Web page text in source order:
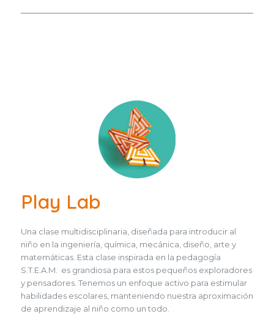
Play Lab
Una clase multidisciplinaria, diseñada para introducir al
niño en la ingeniería, química, mecánica, diseño, arte y
matemáticas. Esta clase inspirada en la pedagogía
S.T.E.A.M. es grandiosa para estos pequeños exploradores
y pensadores. Tenemos un enfoque activo para estimular
habilidades escolares, manteniendo nuestra aproximación
de aprendizaje al niño como un todo.